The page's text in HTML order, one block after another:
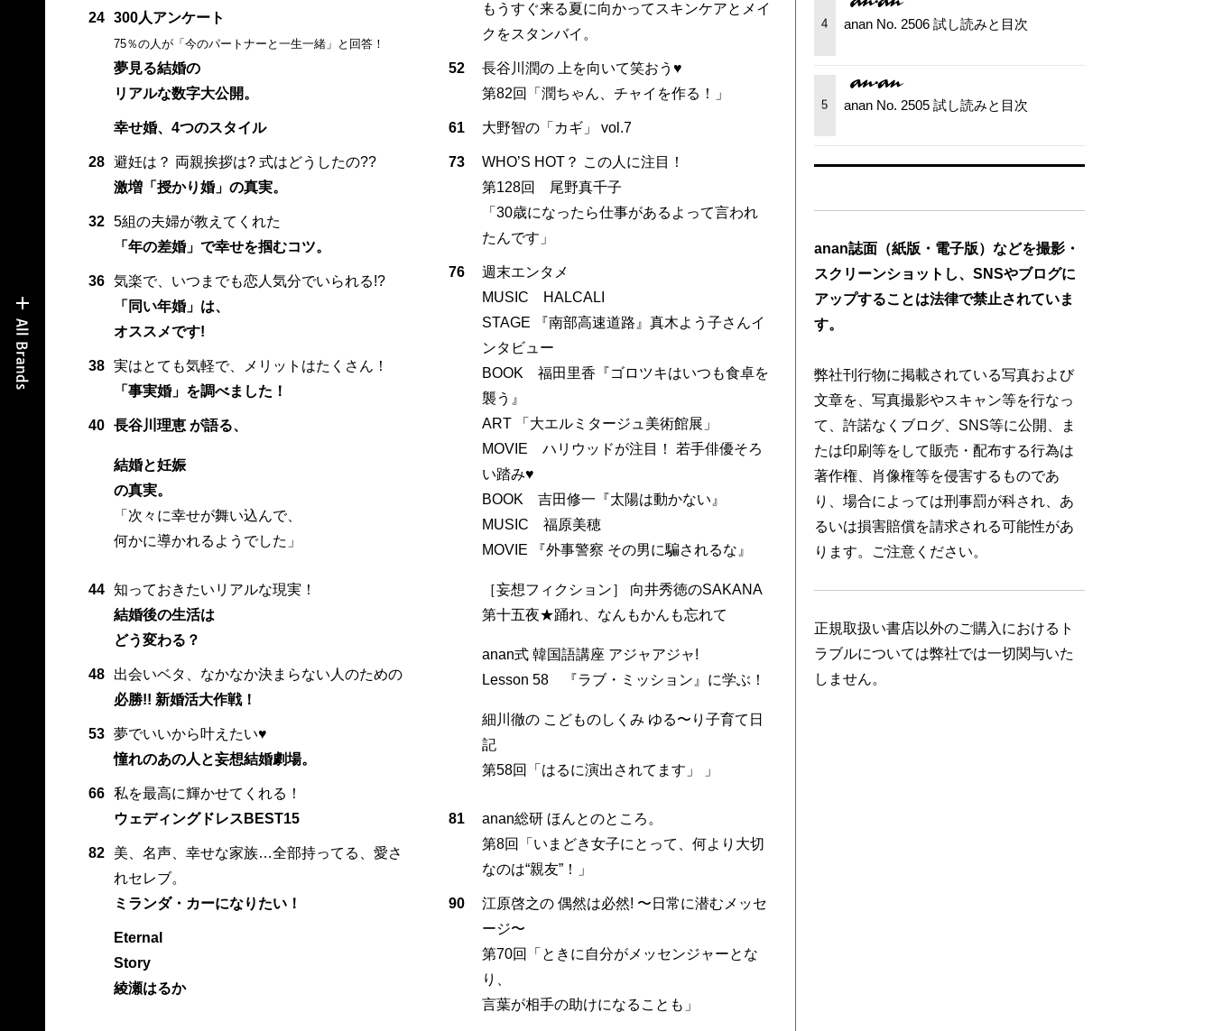
24 300人アンケート
75％の人が「今のパートナーと一生一緒」と回答！
夢見る結婚の
リアルな数字大公開。
幸せ婚、4つのスタイル
28
避妊は？ 両親挨拶は? 式はどうしたの??
激増「授かり婚」の真実。
32
5組の夫婦が教えてくれた
「年の差婚」で幸せを掴むコツ。
36
気楽で、いつまでも恋人気分でいられる!?
「同い年婚」は、
オススメです!
38
実はとても気軽で、メリットはたくさん！
「事実婚」を調べました！
40 長谷川理恵 が語る、
結婚と妊娠
の真実。
「次々に幸せが舞い込んで、
何かに導かれるようでした」
44
知っておきたいリアルな現実！
結婚後の生活は
どう変わる？
48
出会いベタ、なかなか決まらない人のための
必勝!! 新婚活大作戦！
53
夢でいいから叶えたい♥
憧れのあの人と妄想結婚劇場。
66
私を最高に輝かせてくれる！
ウェディングドレスBEST15
82
美、名声、幸せな家族…全部持ってる、愛さ
れセレブ。
ミランダ・カーになりたい！
Eternal
Story
綾瀬はるか
もうすぐ来る夏に向かってスキンケアとメイ
クをスタンバイ。
52
長谷川潤の 上を向いて笑おう♥
第82回「潤ちゃん、チャイを作る！」
61 大野智の「カギ」 vol.7
73
WHO’S HOT？ この人に注目！
第128回 尾野真千子
「30歳になったら仕事があるよって言われ
たんです」
76
週末エンタメ
MUSIC HALCALI
STAGE 『南部高速道路』真木よう子さんイ
ンタビュー
BOOK 福田里香『ゴロツキはいつも食卓を
襲う』
ART 「大エルミタージュ美術館展」
MOVIE ハリウッドが注目！ 若手俳優そろ
い踏み♥
BOOK 吉田修一『太陽は動かない』
MUSIC 福原美穂
MOVIE 『外事警察 その男に騙されるな』
［妄想フィクション］ 向井秀徳のSAKANA
第十五夜★踊れ、なんもかんも忘れて
anan式 韓国語講座 アジャアジャ!
Lesson 58 『ラブ・ミッション』に学ぶ！
細川徹の こどものしくみ ゆる〜り子育て日
記
第58回「はるに演出されてます」 」
81
anan総研 ほんとのところ。
第8回「いまどき女子にとって、何より大切
なのは“親友”！」
90
江原啓之の 偶然は必然! 〜日常に潜むメッセ
ージ〜
第70回「ときに自分がメッセンジャーとな
り、
言葉が相手の助けになることも」
4 anan No. 2506 試し読みと目次
5 anan No. 2505 試し読みと目次
anan誌面（紙版・電子版）などを撮影・
スクリーンショットし、SNSやブログに
アップすることは法律で禁止されていま
す。
弊社刊行物に掲載されている写真および
文章を、写真撮影やスキャン等を行なっ
て、許諾なくブログ、SNS等に公開、ま
たは印刷等をして販売・配布する行為は
著作権、肖像権等を侵害するものであ
り、場合によっては刑事罰が科され、あ
るいは損害賠償を請求される可能性があ
ります。ご注意ください。
正規取扱い書店以外のご購入におけるト
ラブルについては弊社では一切関与いた
しません。